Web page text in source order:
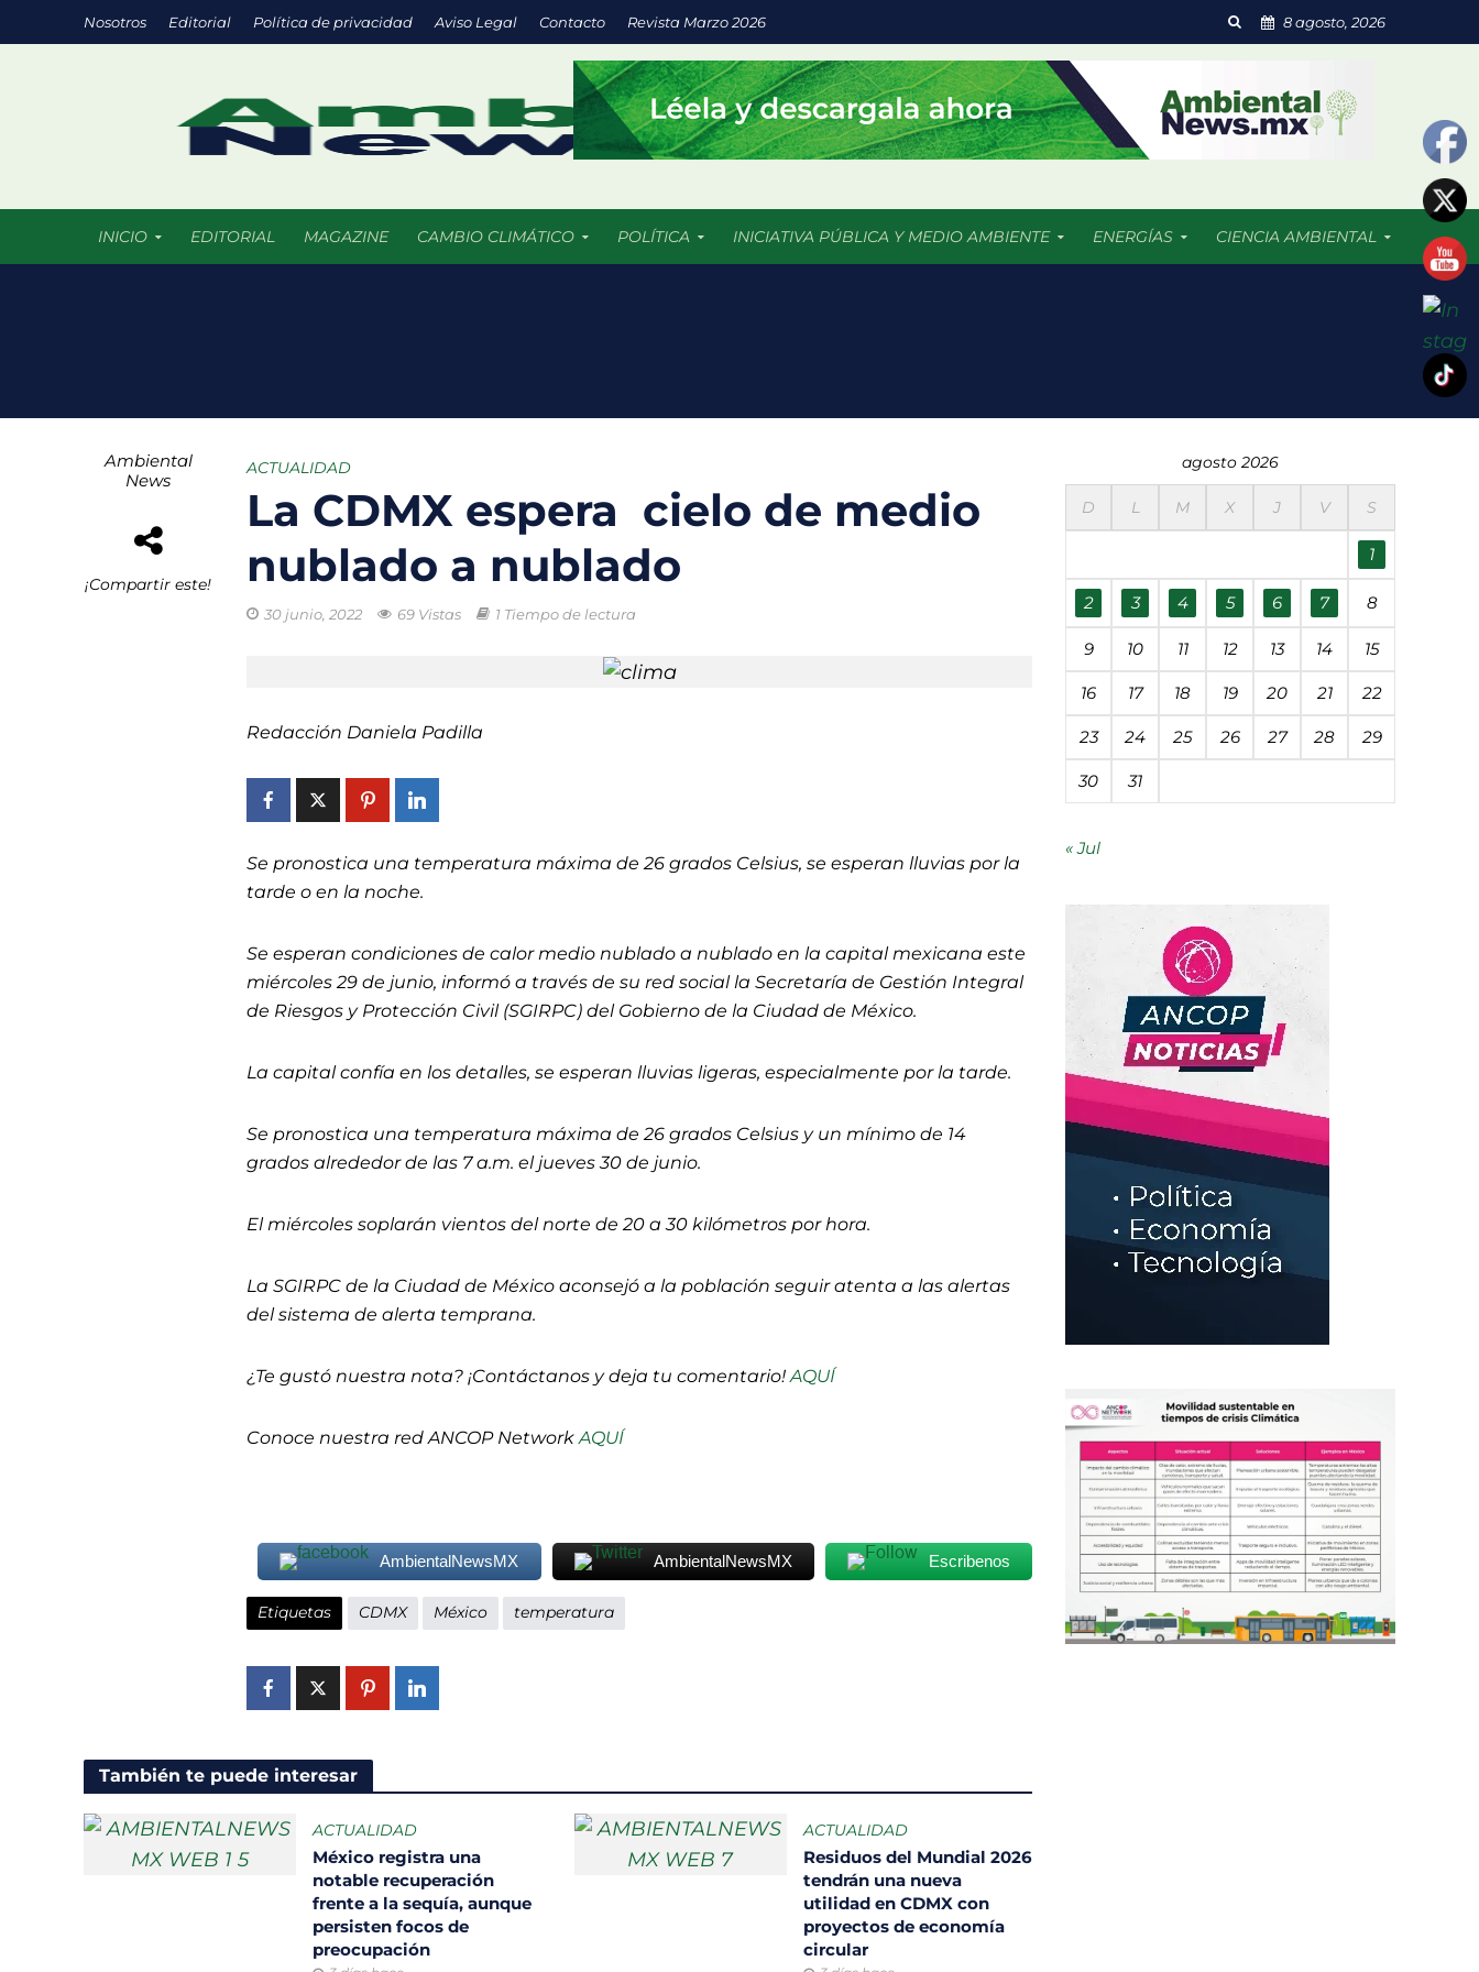
Nosotros Editorial Política de privacidad Aviso Legal Contacto Revista Marzo 2026 8 agosto, 2026
INICIO EDITORIAL MAGAZINE CAMBIO CLIMÁTICO POLÍTICA INICIATIVA PÚBLICA Y MEDIO AMBIENTE ENERGÍAS CIENCIA AMBIENTAL
El buque híbrido chileno que combinará tecnología y ciencia para proteger los océanos
Transporte eléctrico en México: la movilidad sostenible que gana terreno en las ciudades
Arrecifes de coral enfrentan una crisis sin precedentes por el cambio climático
Reformas Ambientales creadas para la protección del medio ambiente y frenar la contaminación
Ambiental
News
¡Compartir este!
ACTUALIDAD
La CDMX espera cielo de medio
nublado a nublado
30 junio, 2022 69 Vistas 1 Tiempo de lectura
Redacción Daniela Padilla
Se pronostica una temperatura máxima de 26 grados Celsius, se esperan lluvias por la
tarde o en la noche.
Se esperan condiciones de calor medio nublado a nublado en la capital mexicana este
miércoles 29 de junio, informó a través de su red social la Secretaría de Gestión Integral
de Riesgos y Protección Civil (SGIRPC) del Gobierno de la Ciudad de México.
La capital confía en los detalles, se esperan lluvias ligeras, especialmente por la tarde.
Se pronostica una temperatura máxima de 26 grados Celsius y un mínimo de 14
grados alrededor de las 7 a.m. el jueves 30 de junio.
El miércoles soplarán vientos del norte de 20 a 30 kilómetros por hora.
La SGIRPC de la Ciudad de México aconsejó a la población seguir atenta a las alertas
del sistema de alerta temprana.
¿Te gustó nuestra nota? ¡Contáctanos y deja tu comentario!AQUÍ
Conoce nuestra red ANCOP NetworkAQUÍ
AmbientalNewsMX AmbientalNewsMX Escribenos
Etiquetas CDMX México temperatura
También te puede interesar
ACTUALIDAD
México registra una
notable recuperación
frente a la sequía, aunque
persisten focos de
preocupación
ACTUALIDAD
Residuos del Mundial 2026
tendrán una nueva
utilidad en CDMX con
proyectos de economía
circular
agosto 2026
D L M X J V S
1
2 3 4 5 6 7 8
9 10 11 12 13 14 15
16 17 18 19 20 21 22
23 24 25 26 27 28 29
30 31
« Jul